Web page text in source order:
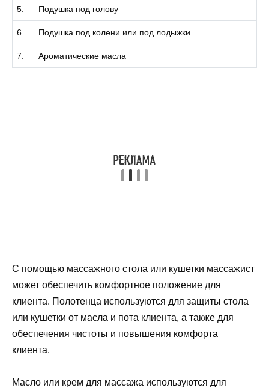
5. Подушка под голову
6. Подушка под колени или под лодыжки
7. Ароматические масла
С помощью массажного стола или кушетки массажист
может обеспечить комфортное положение для
клиента. Полотенца используются для защиты стола
или кушетки от масла и пота клиента, а также для
обеспечения чистоты и повышения комфорта
клиента.
Масло или крем для массажа используются для